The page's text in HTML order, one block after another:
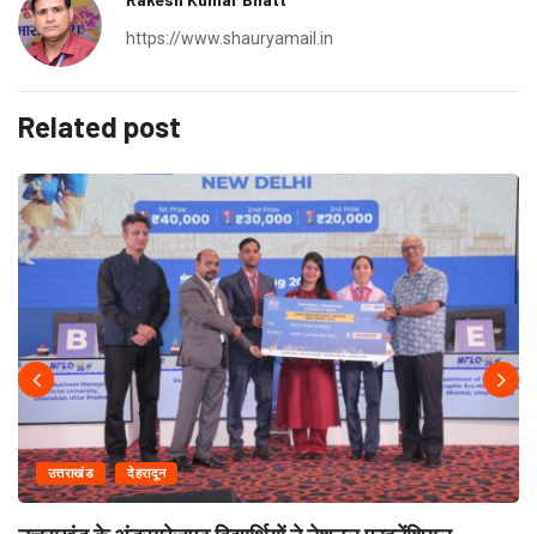
https://www.shauryamail.in
Related post
उत्तराखंड देहरादून